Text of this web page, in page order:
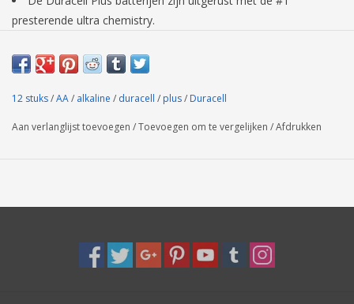
presterende ultra chemistry.
Batterij type: Alkaline
Lengte: 51 mm
Spanning: 1,5 V
12 stuks/AA/ alkaline / duracell / plus/ Duracell
Aan verlanglijst toevoegen /Toevoegen om te vergelijken /Afdrukken